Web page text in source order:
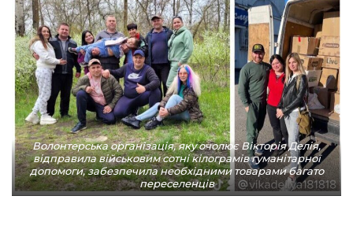
Волонтерська організація, яку очолює Вікторія Делія,
відправила військовим сотні кілограмів гуманітарної
допомоги, забезпечила необхідними товарами багато
переселенців